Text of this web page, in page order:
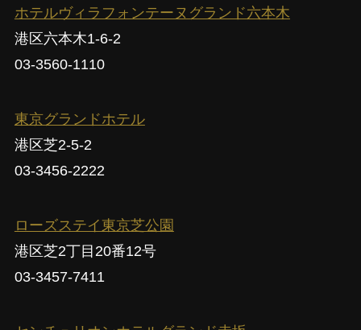
ホテルヴィラフォンテーヌグランド六本木
港区六本木1-6-2
03-3560-1110
東京グランドホテル
港区芝2-5-2
03-3456-2222
ローズステイ東京芝公園
港区芝2丁目20番12号
03-3457-7411